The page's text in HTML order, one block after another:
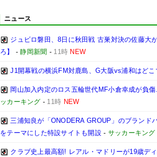
ニュース
ジュビロ磐田、8日に秋田戦 古巣対決の佐藤大
ろ】
-静岡新聞 - 11時 NEW
J1開幕戦の横浜FM対鹿島、G大阪vs浦和はど
岡山加入内定のロス五輪世代MF小倉幸成が負
ッカーキング - 11時 NEW
三浦知良が「ONODERA GROUP」のブランド
をテーマにした特設サイトも開設 - サッカーキング
クラブ史上最高額! レアル・マドリーが19歳デ